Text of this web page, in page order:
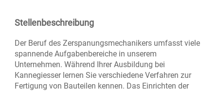
Stellenbeschreibung
Der Beruf des Zerspanungsmechanikers umfasst viele
spannende Aufgabenbereiche in unserem
Unternehmen. Während Ihrer Ausbildung bei
Kannegiesser lernen Sie verschiedene Verfahren zur
Fertigung von Bauteilen kennen. Das Einrichten der